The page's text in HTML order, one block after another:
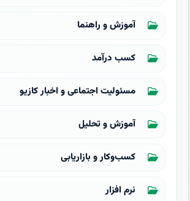
آموزش و راهنما
کسب درآمد
مسئولیت اجتماعی و اخبار کازیو
آموزش و تحلیل
کسب‌وکار و بازاریابی
نرم افزار